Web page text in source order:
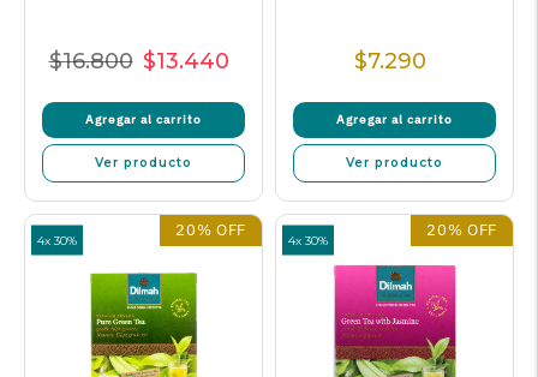
Precio
$16.800 Precio
venta
$13.440
Agregar al carrito
Ver producto
Precio
$7.290
Agregar al carrito
Ver producto
4x 30% 20% OFF 4x 30% 20% OFF